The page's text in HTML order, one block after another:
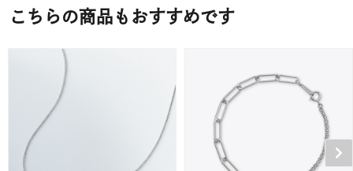
こちらの商品もおすすめです